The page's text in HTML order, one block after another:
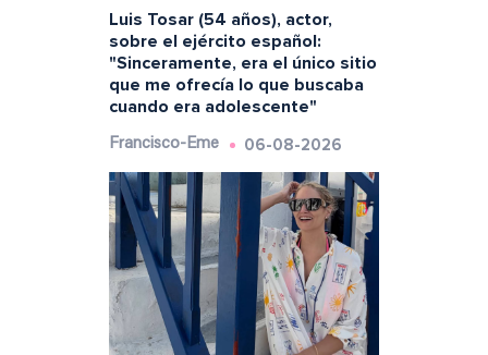
Luis Tosar (54 años), actor,
sobre el ejército español:
"Sinceramente, era el único sitio
que me ofrecía lo que buscaba
cuando era adolescente"
Francisco-Eme 06-08-2026